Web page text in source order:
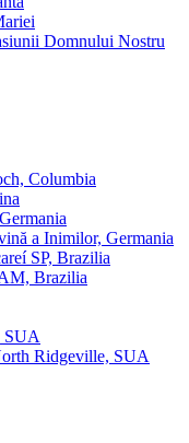
Domnului Nostru
Columbia
a Inimilor, Germania
SP, Brazilia
Brazilia
SUA
Ridgeville, SUA